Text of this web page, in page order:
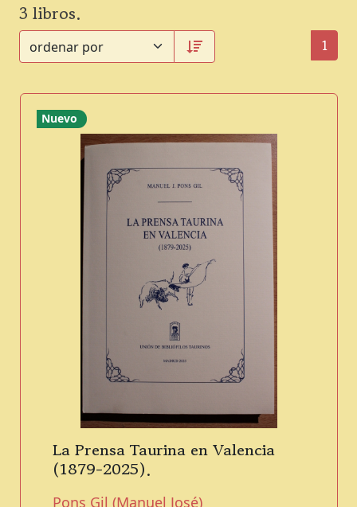
3 libros.
1
Nuevo
La Prensa Taurina en Valencia
(1879-2025).
Pons Gil (Manuel José)